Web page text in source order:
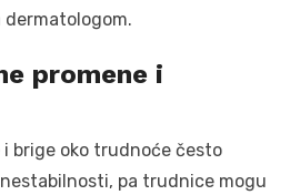
promene i
i brige oko trudnoće često
pa trudnice mogu